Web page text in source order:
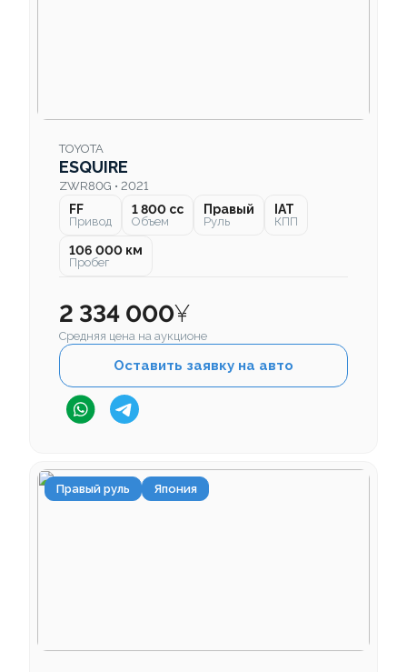
TOYOTA
ESQUIRE
ZWR80G • 2021
FF
Привод
1 800 cc
Объем
Правый
Руль
IAT
КПП
106 000 км
Пробег
2 334 000¥
Средняя цена на аукционе
Оставить заявку на авто
Правый руль Япония